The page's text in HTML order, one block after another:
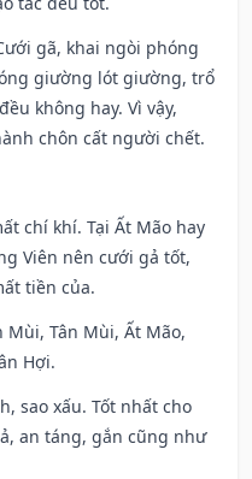
gã, khai ngòi phóng
giường lót giường, trổ
không hay. Vì vậy,
chôn cất người chết.
chí khí. Tại Ất Mão hay
Viên nên cưới gả tốt,
tiền của.
Tân Mùi, Ất Mão,
Hợi.
sao xấu. Tốt nhất cho
an táng, gắn cũng như